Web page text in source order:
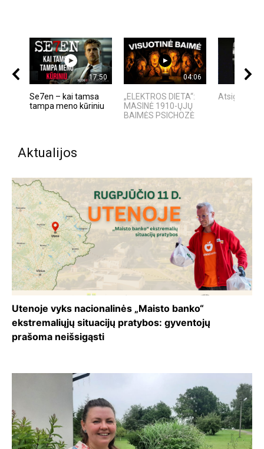
17:50
Se7en – kai tamsa
tampa meno kūriniu
04:06
„ELEKTROS DIETA“:
MASINĖ 1910-ŲJŲ
BAIMĖS PSICHOZĖ
Atsigavę
Aktualijos
Utenoje vyks nacionalinės „Maisto banko“
ekstremaliųjų situacijų pratybos: gyventojų
prašoma neišsigąsti